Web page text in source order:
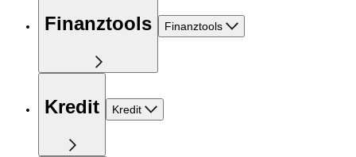
Finanztools Finanztools
Kredit Kredit